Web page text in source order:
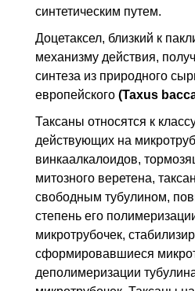
синтетическим путем.
Доцетаксел, близкий к
механизму действия,
синтеза из природного
европейского (Taxus
Таксаны относятся к
действующих на
винкаалкалоидов,
митозного веретена,
свободным тубулином,
степень его
микротрубочек,
сформировавшиеся
деполимеризации